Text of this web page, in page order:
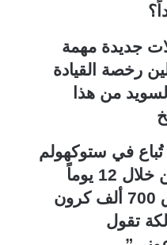
جديدة مهمة
رخصة القيادة
من هذا
في ستوكهولم
مرتين خلال 12 يوماً
بفارق 700 ألف كرون
تقول